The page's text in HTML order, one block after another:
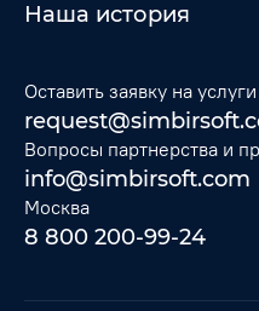
Наша история
Оставить заявку на услуги
Вопросы партнерства и
info@simbirsoft.com
Москва
8 800 200-99-24